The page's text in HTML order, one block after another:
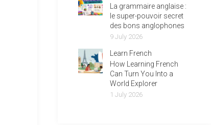
La grammaire anglaise :
le super-pouvoir secret
des bons anglophones
9 July 2026
Learn French
How Learning French
Can Turn You Into a
World Explorer
1 July 2026